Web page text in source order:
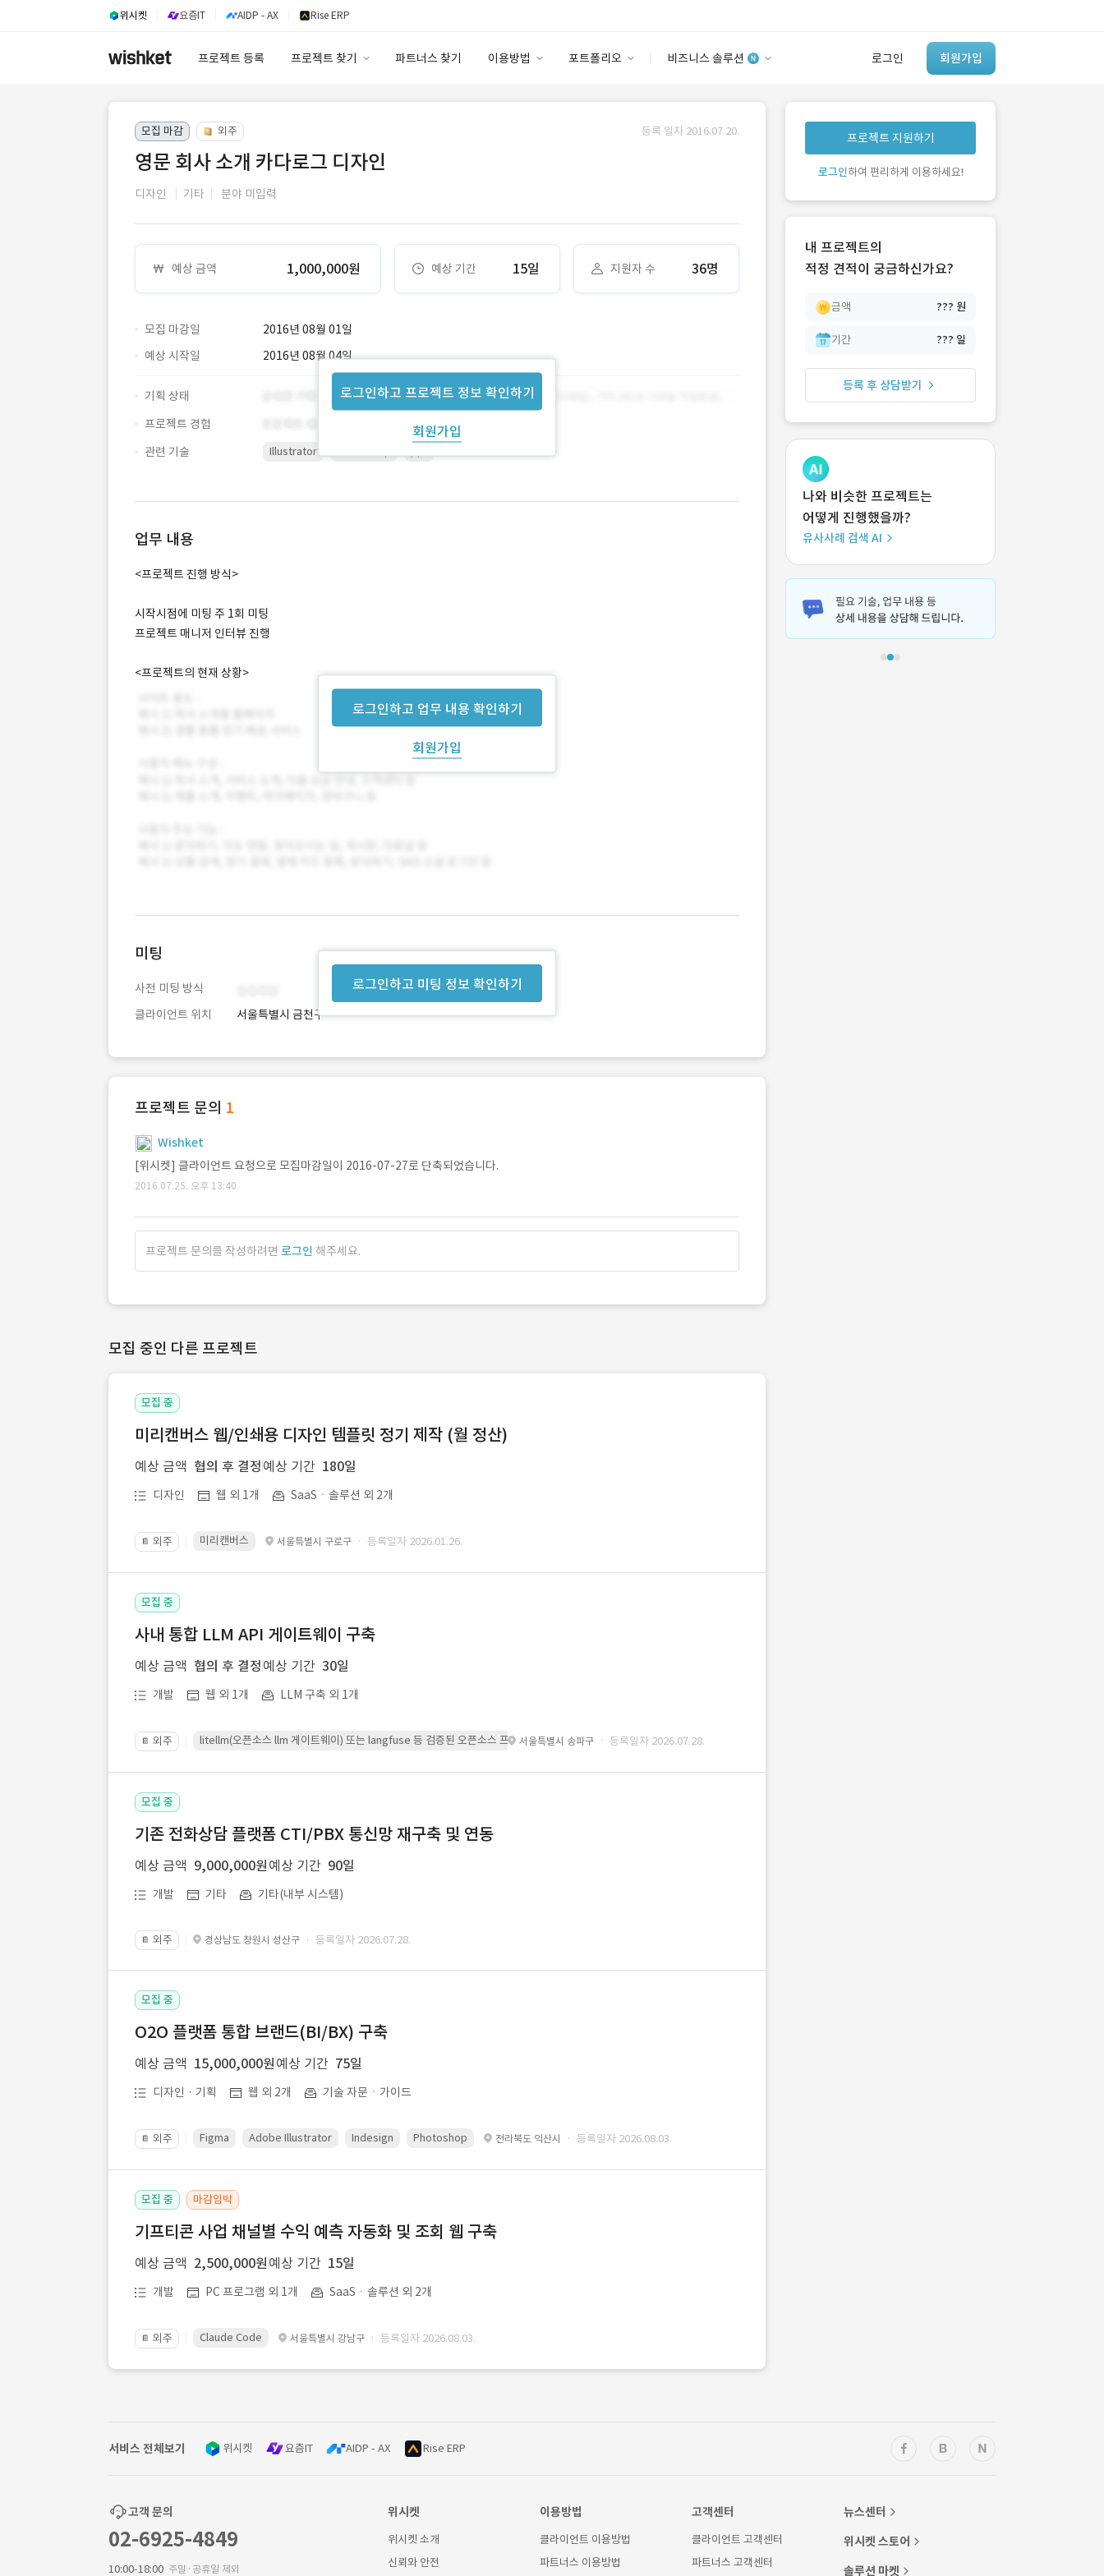
위시켓 요즘IT AIDP - AX Rise ERP
프로젝트 등록 프로젝트 찾기 파트너스 찾기 이용방법 포트폴리오 비즈니스 솔루션 로그인 회원가입
안심 코드 케어
유사사례 검색 AI
‘이런 거’ 만들어본
개발 회사 있어?
모집 마감 외주 등록 일자 2016.07.20.
영문 회사 소개 카다로그 디자인
디자인 기타 분야 미입력
예상 금액 1,000,000원 예상 기간 15일 지원자 수 36명
모집 마감일 2016년 08월 01일
로그인하고 프로젝트 정보 확인하기
회원가입
예상 시작일 2016년 08월 04일
기획 상태
프로젝트 경험
관련 기술
Illustrator
업무 내용
로그인하고 업무 내용 확인하기
회원가입
<프로젝트 진행 방식>
시작시점에 미팅 주 1회 미팅
프로젝트 매니저 인터뷰 진행
<프로젝트의 현재 상황>
로그인하고 미팅 정보 확인하기
미팅
사전 미팅 방식
클라이언트 위치
서울특별시 금천구
프로젝트 문의 1
Wishket
[위시켓] 클라이언트 요청으로 모집마감일이 2016-07-27로 단축되었습니다.
2016.07.25. 오후 13:40
프로젝트 문의를 작성하려면 로그인 해주세요.
모집 중인 다른 프로젝트
모집 중
미리캔버스 웹/인쇄용 디자인 템플릿 정기 제작 (월 정산)
예상 금액 협의 후 결정 예상 기간 180일
디자인 웹 외 1개 SaaSㆍ솔루션 외 2개
📔 외주 미리캔버스 서울특별시 구로구 · 등록일자 2026.01.26.
모집 중
사내 통합 LLM API 게이트웨이 구축
예상 금액 협의 후 결정 예상 기간 30일
개발 웹 외 1개 LLM 구축 외 1개
📔 외주 litellm(오픈소스 llm 게이트웨이) 또는 langfuse 등 검증된 오픈소스 프레임워크를 기반으로 시스템을 구축
서울특별시 송파구 · 등록일자 2026.07.28.
모집 중
기존 전화상담 플랫폼 CTI/PBX 통신망 재구축 및 연동
예상 금액 9,000,000원 예상 기간 90일
개발 기타 기타(내부 시스템)
📔 외주 경상남도 창원시 성산구 · 등록일자 2026.07.28.
모집 중
O2O 플랫폼 통합 브랜드(BI/BX) 구축
예상 금액 15,000,000원 예상 기간 75일
디자인 · 기획 웹 외 2개 기술 자문ㆍ가이드
📔 외주 Figma Adobe Illustrator Indesign Photoshop 전라북도 익산시 · 등록일자 2026.08.03.
모집 중 마감임박
기프티콘 사업 채널별 수익 예측 자동화 및 조회 웹 구축
예상 금액 2,500,000원 예상 기간 15일
개발 PC 프로그램 외 1개 SaaSㆍ솔루션 외 2개
📔 외주 Claude Code 서울특별시 강남구 · 등록일자 2026.08.03.
프로젝트 지원하기
로그인하여 편리하게 이용하세요!
내 프로젝트의
적정 견적이 궁금하신가요?
금액 ??? 원
기간 ??? 일
등록 후 상담받기
나와 비슷한 프로젝트는
어떻게 진행했을까?
유사사례 검색 AI
서비스 전체보기 위시켓 요즘IT AIDP - AX Rise ERP
고객 문의
02-6925-4849
10:00-18:00 주말·공휴일 제외
위시켓
위시켓 소개
신뢰와 안전
이용방법
클라이언트 이용방법
파트너스 이용방법
고객센터
클라이언트 고객센터
파트너스 고객센터
뉴스센터
위시켓 스토어
솔루션 마켓